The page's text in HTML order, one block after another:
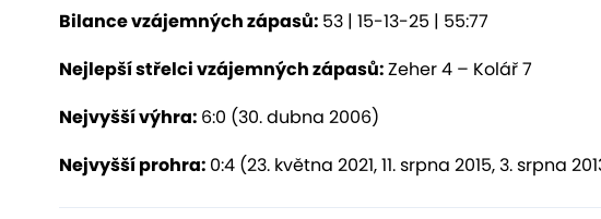
Bilance vzájemných zápasů: 53 | 15-13-25 | 55:77
Nejlepší střelci vzájemných zápasů:Zeher 4 – Kolář 7
Nejvyšší výhra: 6:0 (30. dubna 2006)
Nejvyšší prohra: 0:4 (23. května 2021, 11. srpna 2015, 3. srpna